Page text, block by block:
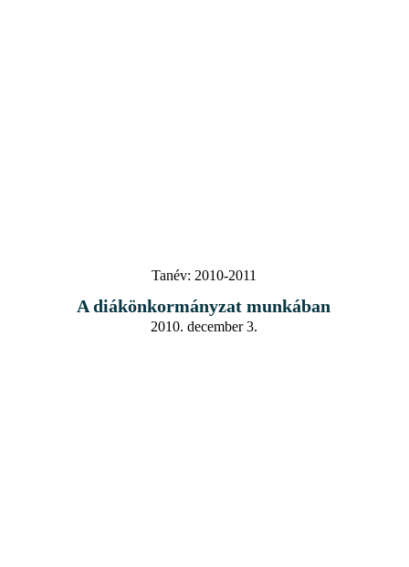
Tanév: 2010-2011
A diákönkormányzat munkában
2010. december 3.